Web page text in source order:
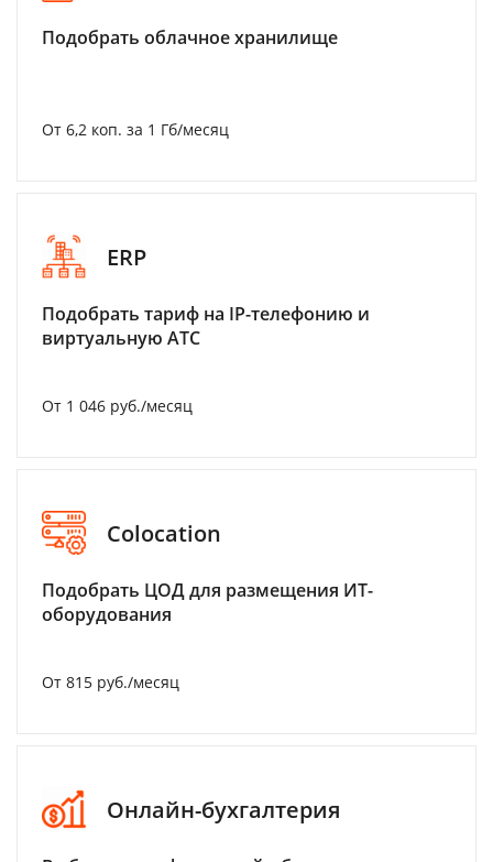
Подобрать облачное хранилище
От 6,2 коп. за 1 Гб/месяц
ERP
Подобрать тариф на IP-телефонию и
виртуальную АТС
От 1 046 руб./месяц
Colocation
Подобрать ЦОД для размещения ИТ-
оборудования
От 815 руб./месяц
Онлайн-бухгалтерия